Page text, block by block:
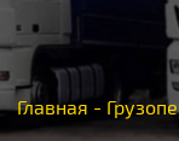
Главная -